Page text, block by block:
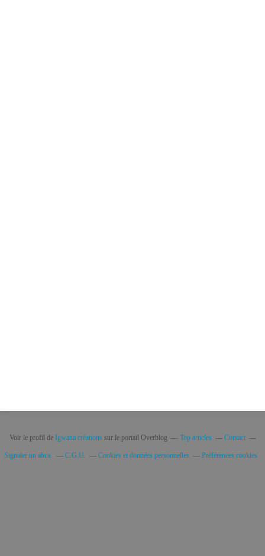
Voir le profil de Igwana créationssur le portail Overblog Top articles Contact
Signaler un abus C.G.U. Cookies et données personnelles Préférences cookies